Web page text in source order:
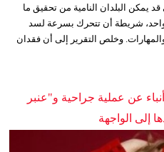
يمكن البلدان النامية من تحقيق ما
شريطة أن تتحرك بسرعة لسد
وخلص التقرير إلى أن فقدان
عن عملية جراحية و"عنبر
إلى الواجهة